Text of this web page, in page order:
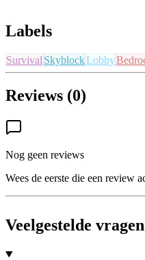
Labels
Survival SkyblockLobby
Reviews (0)
Nog geen reviews
Wees de eerste die een review
Veelgestelde